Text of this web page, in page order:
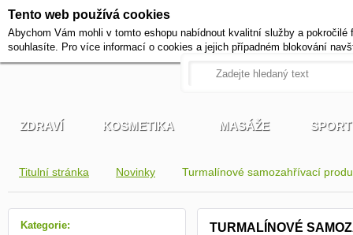
Titulní stránka Novinky Turmalínové samozahřívací
TURMALÍNOVÉ
Kategorie:
Pracovní dny od 9 do 17
ZDRAVÍ KOSMETIKA MASÁŽE SPORT
Tento web používá cookies
Abychom Vám mohli v tomto eshopu nabídnout kvalitní služby a
souhlasíte. Pro více informací o cookies a jejich případném blokování